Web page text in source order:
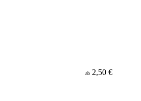
ab 2,50 €